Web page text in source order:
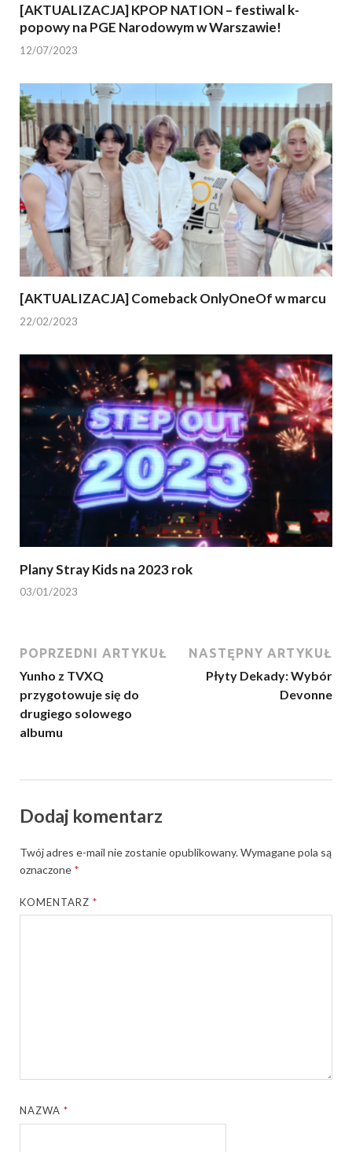
[AKTUALIZACJA] KPOP NATION – festiwal k-
popowy na PGE Narodowym w Warszawie!
12/07/2023
[AKTUALIZACJA] Comeback OnlyOneOf w marcu
22/02/2023
Plany Stray Kids na 2023 rok
03/01/2023
POPRZEDNI ARTYKUŁ
Yunho z TVXQ
przygotowuje się do
drugiego solowego
albumu
NASTĘPNY ARTYKUŁ
Płyty Dekady: Wybór
Devonne
Dodaj komentarz
Twój adres e-mail nie zostanie opublikowany.Wymagane pola są
oznaczone *
KOMENTARZ*
NAZWA*